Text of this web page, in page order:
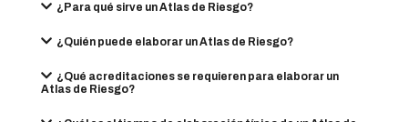
¿Para qué sirve un Atlas de Riesgo?
¿Quién puede elaborar un Atlas de Riesgo?
¿Qué acreditaciones se requieren para elaborar un
Atlas de Riesgo?